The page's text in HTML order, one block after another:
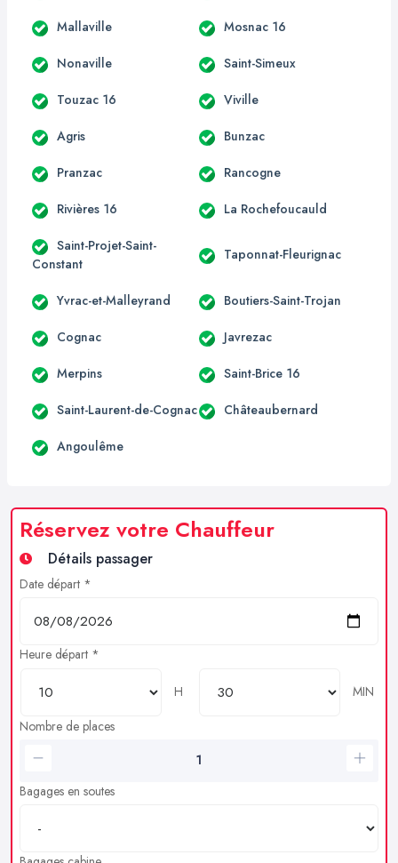
Mallaville Mosnac 16
Nonaville Saint-Simeux
Touzac 16 Viville
Agris Bunzac
Pranzac Rancogne
Rivières 16 La Rochefoucauld
Saint-Projet-Saint-
Constant
Taponnat-Fleurignac
Yvrac-et-Malleyrand Boutiers-Saint-Trojan
Cognac Javrezac
Merpins Saint-Brice 16
Saint-Laurent-de-Cognac Châteaubernard
Angoulême
Réservez votre Chauffeur
Détails passager
Date départ *
Heure départ *
H
MIN
Nombre de places
Bagages en soutes